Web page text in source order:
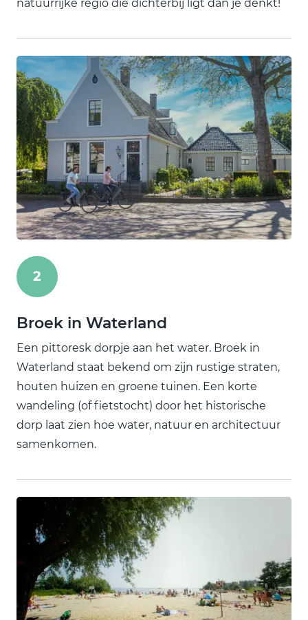
natuurrijke regio die dichterbij ligt dan je denkt!
2
Broek in Waterland
Een pittoresk dorpje aan het water. Broek in
Waterland staat bekend om zijn rustige straten,
houten huizen en groene tuinen. Een korte
wandeling (of fietstocht) door het historische
dorp laat zien hoe water, natuur en architectuur
samenkomen.